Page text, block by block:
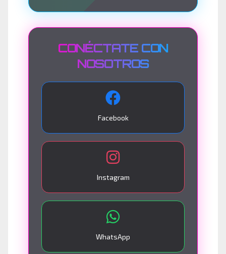
CONÉCTATE CON
NOSOTROS
Facebook
Instagram
WhatsApp